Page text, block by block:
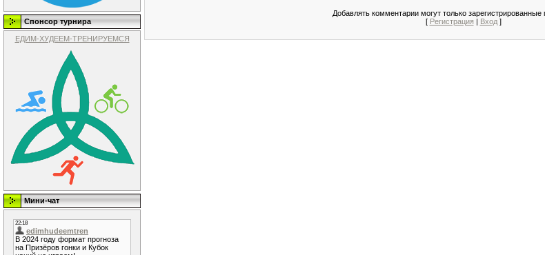
Спонсор турнира
ЕДИМ-ХУДЕЕМ-ТРЕНИРУЕМСЯ
Мини-чат
Добавлять комментарии могут только зарегистрированные
[ Регистрация | Вход]